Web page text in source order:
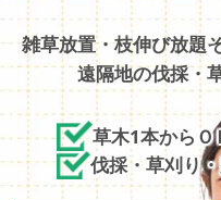
雑草放置・枝伸び放題
遠隔地の伐採・
草木1本からＯ
伐採・草刈り